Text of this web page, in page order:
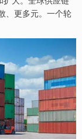
、更多元。一个轮